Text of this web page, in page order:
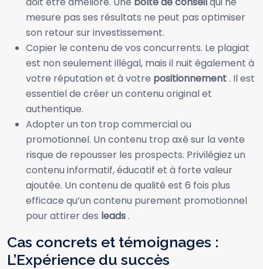
mesure pas ses résultats ne peut pas optimiser
son retour sur investissement.
Copier le contenu de vos concurrents. Le plagiat
est non seulement illégal, mais il nuit également à
votre réputation et à votre positionnement. Il est
essentiel de créer un contenu original et
authentique.
Adopter un ton trop commercial ou
promotionnel. Un contenu trop axé sur la vente
risque de repousser les prospects. Privilégiez un
contenu informatif, éducatif et à forte valeur
ajoutée. Un contenu de qualité est 6 fois plus
efficace qu’un contenu purement promotionnel
pour attirer des leads.
Cas concrets et témoignages :
L’Expérience du succès